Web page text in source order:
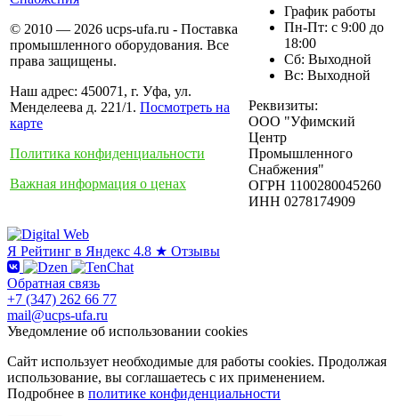
© 2010 — 2026 ucps-ufa.ru - Поставка
промышленного оборудования. Все
права защищены.
Наш адрес: 450071, г. Уфа, ул.
Менделеева д. 221/1. Посмотреть на
карте
Политика конфиденциальности
Важная информация о ценах
График работы
Пн-Пт: с 9:00 до
18:00
Сб: Выходной
Вс: Выходной
Реквизиты:
ООО "Уфимский
Центр
Промышленного
Снабжения"
ОГРН 1100280045260
ИНН 0278174909
Я Рейтинг в Яндекс 4.8 ★ Отзывы
Обратная связь
+7 (347) 262 66 77
mail@ucps-ufa.ru
Уведомление об использовании cookies
Сайт использует необходимые для работы cookies. Продолжая
использование, вы соглашаетесь с их применением.
Подробнее в политике конфиденциальности